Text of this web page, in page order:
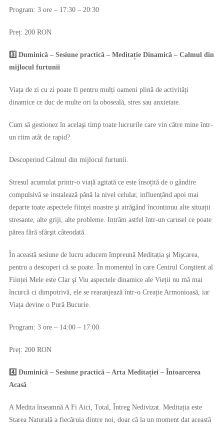
Program: 3 ore – 17:30 – 20:30
Preț: 200 RON
3️⃣ Duminică – Sesiune practică – Meditație Dinamică – Calmul din
mijlocul furtunii
Viața de zi cu zi poate fi pentru mulți oameni plină de activități
dinamice ce duc de multe ori la oboseală, stres sau anxietate.
Cum să gestionez în acelaşi timp toate lucrurile care vin către mine într-
un ritm atât de rapid?
Descoperind Calmul din mijlocul furtunii.
Stresul acumulat printr-o viață agitată ce este însoțită de o gândire
compulsivă se instalează până la nivel celular, influențând apoi mai
departe toate aspectele ființei noastre şi atrăgând încontinuu alte situații
stresante, alte griji, alte probleme. Intrăm astfel într-un carusel ce poate
părea fără sfârşit câteodată.
În această sesiune de lucru aducem împreună Meditația şi Mişcarea,
pentru a descoperi că se poate. În momentul în care Centrul Conştient al
Ființei Mele este Clar şi Viu aspectele dinamice ale Vieții nu mă mai
încurcă ci dimpotrivă, ele se rearanjează într-o Creație Armonioasă, iar
Viața devine o Pură Bucurie.
Program: 3 ore – 14:00 – 17:00
Preț: 200 RON
4️⃣ Duminică – Sesiune practică – Arta Meditației – Întoarcerea
Acasă
A Medita înseamnă A Fi Aici, Total, Întreg Nedivizat. Meditația este
Starea Naturală a fiecăruia dintre noi, doar că la un moment dat această